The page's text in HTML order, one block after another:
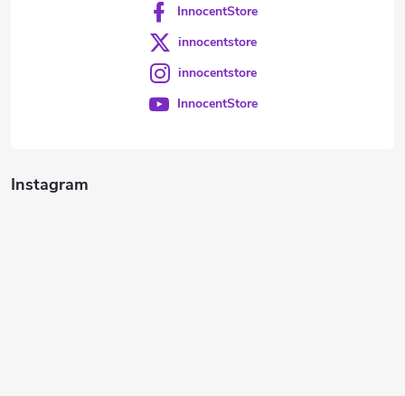
Instagram
InnocentStore
innocentstore
innocentstore
InnocentStore